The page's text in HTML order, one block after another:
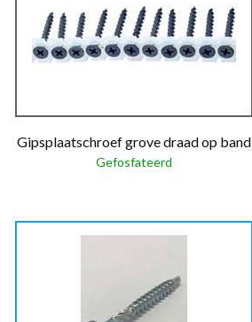
Gipsplaatschroef grove draad op band
Gefosfateerd